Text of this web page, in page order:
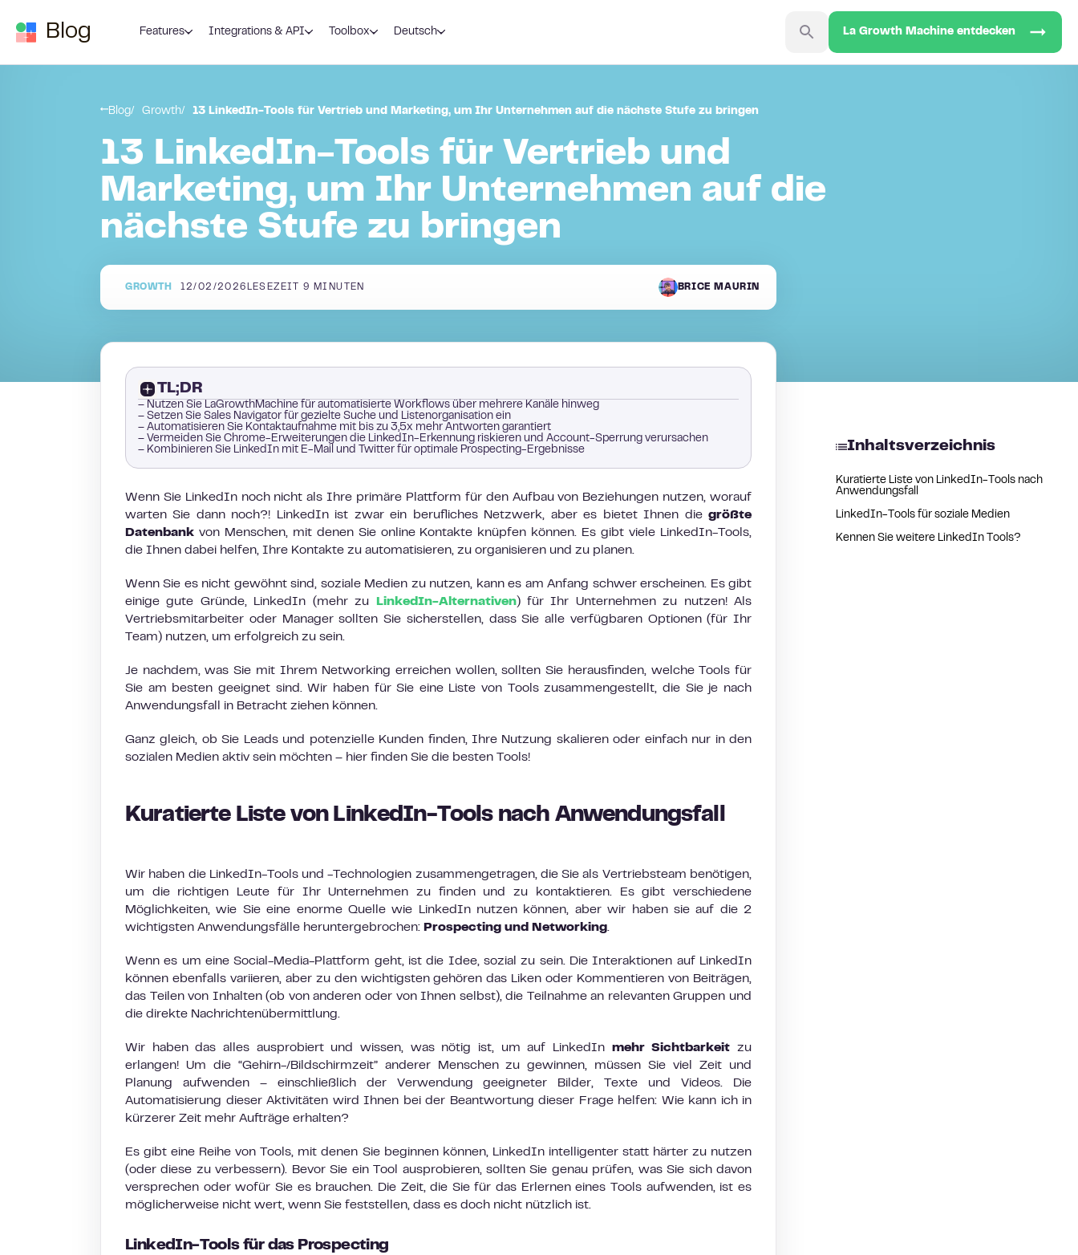
Blog Features Integrations & API Toolbox Deutsch La Growth Machine entdecken
Blog Growth 13 LinkedIn-Tools für Vertrieb und Marketing, um Ihr Unternehmen auf die nächste Stufe zu bringen
13 LinkedIn-Tools für Vertrieb und
Marketing, um Ihr Unternehmen auf die
nächste Stufe zu bringen
GROWTH 12/02/2026 LESEZEIT9 MINUTEN BRICE MAURIN
TL;DR
– Nutzen Sie LaGrowthMachine für automatisierte Workflows über mehrere Kanäle hinweg
– Setzen Sie Sales Navigator für gezielte Suche und Listenorganisation ein
– Automatisieren Sie Kontaktaufnahme mit bis zu 3,5x mehr Antworten garantiert
– Vermeiden Sie Chrome-Erweiterungen die LinkedIn-Erkennung riskieren und Account-Sperrung verursachen
– Kombinieren Sie LinkedIn mit E-Mail und Twitter für optimale Prospecting-Ergebnisse
Inhaltsverzeichnis
Kuratierte Liste von LinkedIn-Tools nach
Anwendungsfall
LinkedIn-Tools für soziale Medien
Kennen Sie weitere LinkedIn Tools?
Wenn Sie LinkedIn noch nicht als Ihre primäre Plattform für den Aufbau von Beziehungen nutzen, worauf
warten Sie dann noch?! LinkedIn ist zwar ein berufliches Netzwerk, aber es bietet Ihnen die größte
Datenbank von Menschen, mit denen Sie online Kontakte knüpfen können. Es gibt viele LinkedIn-Tools,
die Ihnen dabei helfen, Ihre Kontakte zu automatisieren, zu organisieren und zu planen.
Wenn Sie es nicht gewöhnt sind, soziale Medien zu nutzen, kann es am Anfang schwer erscheinen. Es gibt
einige gute Gründe, LinkedIn (mehr zu
LinkedIn-Alternativen) für Ihr Unternehmen zu nutzen! Als
Vertriebsmitarbeiter oder Manager sollten Sie sicherstellen, dass Sie alle verfügbaren Optionen (für Ihr
Team) nutzen, um erfolgreich zu sein.
Je nachdem, was Sie mit Ihrem Networking erreichen wollen, sollten Sie herausfinden, welche Tools für
Sie am besten geeignet sind. Wir haben für Sie eine Liste von Tools zusammengestellt, die Sie je nach
Anwendungsfall in Betracht ziehen können.
Ganz gleich, ob Sie Leads und potenzielle Kunden finden, Ihre Nutzung skalieren oder einfach nur in den
sozialen Medien aktiv sein möchten – hier finden Sie die besten Tools!
Kuratierte Liste von LinkedIn-Tools nach Anwendungsfall
Wir haben die LinkedIn-Tools und -Technologien zusammengetragen, die Sie als Vertriebsteam benötigen,
um die richtigen Leute für Ihr Unternehmen zu finden und zu kontaktieren. Es gibt verschiedene
Möglichkeiten, wie Sie eine enorme Quelle wie LinkedIn nutzen können, aber wir haben sie auf die 2
wichtigsten Anwendungsfälle heruntergebrochen: Prospecting und Networking.
Wenn es um eine Social-Media-Plattform geht, ist die Idee, sozial zu sein. Die Interaktionen auf LinkedIn
können ebenfalls variieren, aber zu den wichtigsten gehören das Liken oder Kommentieren von Beiträgen,
das Teilen von Inhalten (ob von anderen oder von Ihnen selbst), die Teilnahme an relevanten Gruppen und
die direkte Nachrichtenübermittlung.
Wir haben das alles ausprobiert und wissen, was nötig ist, um auf LinkedIn mehr Sichtbarkeit zu
erlangen! Um die “Gehirn-/Bildschirmzeit” anderer Menschen zu gewinnen, müssen Sie viel Zeit und
Planung aufwenden – einschließlich der Verwendung geeigneter Bilder, Texte und Videos. Die
Automatisierung dieser Aktivitäten wird Ihnen bei der Beantwortung dieser Frage helfen: Wie kann ich in
kürzerer Zeit mehr Aufträge erhalten?
Es gibt eine Reihe von Tools, mit denen Sie beginnen können, LinkedIn intelligenter statt härter zu nutzen
(oder diese zu verbessern). Bevor Sie ein Tool ausprobieren, sollten Sie genau prüfen, was Sie sich davon
versprechen oder wofür Sie es brauchen. Die Zeit, die Sie für das Erlernen eines Tools aufwenden, ist es
möglicherweise nicht wert, wenn Sie feststellen, dass es doch nicht nützlich ist.
LinkedIn-Tools für das Prospecting